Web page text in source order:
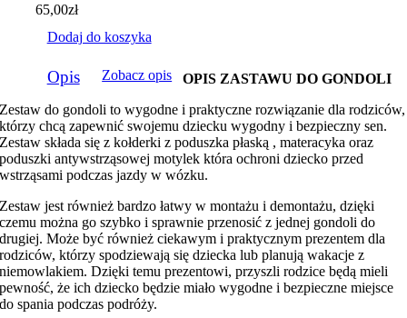
65,00zł
Dodaj do koszyka
Opis Zobacz opis
OPIS ZASTAWU DO GONDOLI
Zestaw do gondoli to wygodne i praktyczne rozwiązanie dla rodziców,
którzy chcą zapewnić swojemu dziecku wygodny i bezpieczny sen.
Zestaw składa się z kołderki z poduszka płaską , materacyka oraz
poduszki antywstrząsowej motylek która ochroni dziecko przed
wstrząsami podczas jazdy w wózku.
Zestaw jest również bardzo łatwy w montażu i demontażu, dzięki
czemu można go szybko i sprawnie przenosić z jednej gondoli do
drugiej. Może być również ciekawym i praktycznym prezentem dla
rodziców, którzy spodziewają się dziecka lub planują wakacje z
niemowlakiem. Dzięki temu prezentowi, przyszli rodzice będą mieli
pewność, że ich dziecko będzie miało wygodne i bezpieczne miejsce
do spania podczas podróży.